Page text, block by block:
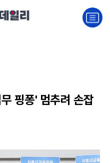
주
치
핑퐁' 멈추려 손잡